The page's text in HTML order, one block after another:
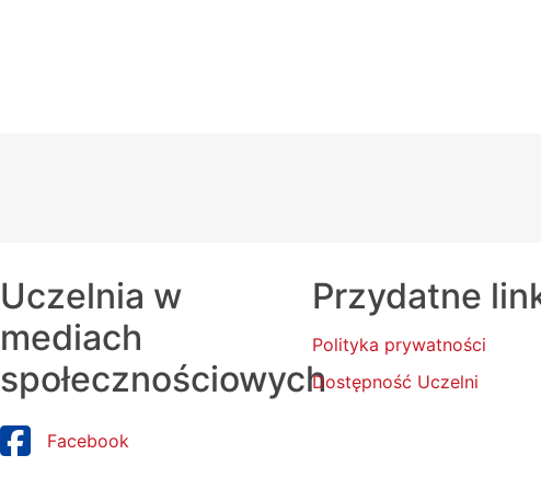
Uczelnia w
mediach
społecznościowych
Facebook
Przydatne
Polityka prywatności
Dostępność Uczelni